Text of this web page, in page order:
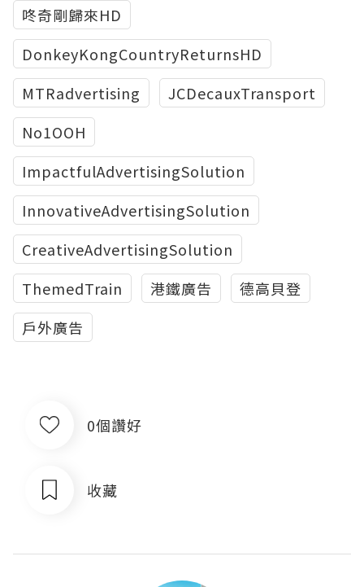
咚奇剛歸來HD
DonkeyKongCountryReturnsHD
MTRadvertising
JCDecauxTransport
No1OOH
ImpactfulAdvertisingSolution
InnovativeAdvertisingSolution
CreativeAdvertisingSolution
ThemedTrain
港鐵廣告
德高貝登
戶外廣告
0個讚好
收藏